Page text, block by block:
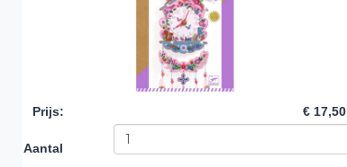
Prijs: € 17,50
Aantal